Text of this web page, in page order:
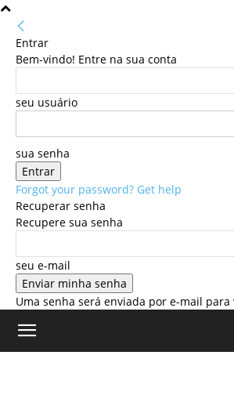
Entrar
Bem-vindo! Entre na sua conta
seu usuário
sua senha
Forgot your password? Get help
Recuperar senha
Recupere sua senha
seu e-mail
Uma senha será enviada por e-mail para